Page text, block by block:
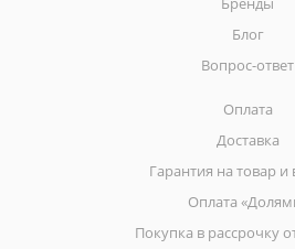
Блог
Вопрос-ответ
Оплата
Доставка
Гарантия на товар и
Оплата
Покупка в рассрочку